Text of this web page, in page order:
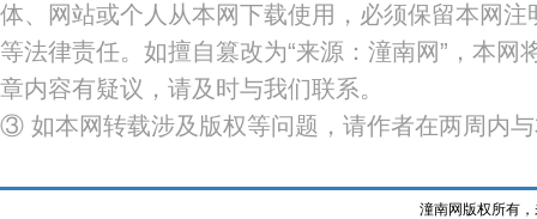
体、网站或个人从本网下载使用，必须保留本网注
等法律责任。如擅自篡改为“来源：潼南网”，本网
章内容有疑议，请及时与我们联系。
③ 如本网转载涉及版权等问题，请作者在两周内
潼南网版权所有